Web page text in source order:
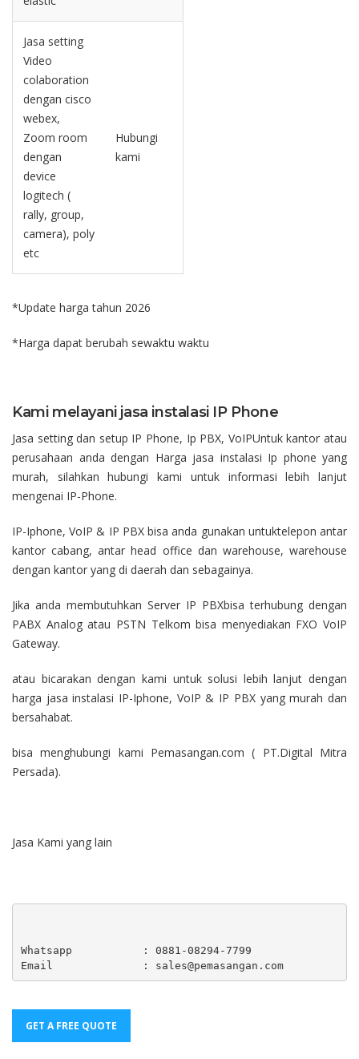
Jasa setting
Video
colaboration
dengan cisco
webex,
Zoom room
dengan
device
logitech (
rally, group,
camera), poly
etc
Hubungi
kami
*Update harga tahun 2026
*Harga dapat berubah sewaktu waktu
Kami melayani jasa instalasi IP Phone
Jasa setting dan setup IP Phone, Ip PBX, VoIPUntuk kantor atau
perusahaan anda dengan Harga jasa instalasi Ip phone yang
murah, silahkan hubungi kami untuk informasi lebih lanjut
mengenai IP-Phone.
IP-Iphone, VoIP & IP PBX bisa anda gunakan untuktelepon antar
kantor cabang, antar head office dan warehouse, warehouse
dengan kantor yang di daerah dan sebagainya.
Jika anda membutuhkan Server IP PBXbisa terhubung dengan
PABX Analog atau PSTN Telkom bisa menyediakan FXO VoIP
Gateway.
atau bicarakan dengan kami untuk solusi lebih lanjut dengan
harga jasa instalasi IP-Iphone, VoIP & IP PBX yang murah dan
bersahabat.
bisa menghubungi kami Pemasangan.com ( PT.Digital Mitra
Persada).
Jasa Kami yang lain
Whatsapp           : 0881-08294-7799
Email              : sales@pemasangan.com
GET A FREE QUOTE